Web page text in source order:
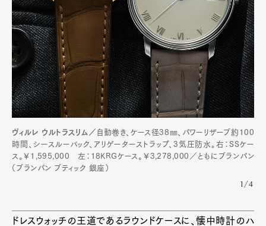
ヴィルレ ウルトラスリム／ 自動巻き、ケース径38㎜、パワーリザーブ約100
時間、シースルーバック、アリゲーターストラップ、3気圧防水。右：SSケー
ス。￥1,595,000 左：18KRGケース。￥3,278,000／ともにブランパン
（ブランパン ブティック 銀座）
1/4
ドレスウォッチの王道であるラウンドケースに、懐中時計のハ